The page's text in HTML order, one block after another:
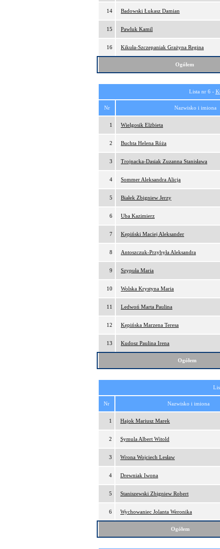
14 Badowski Łukasz Damian
15 Pawluk Kamil
16 Kikuła-Szczepaniak Grażyna Regina
Ogółem
Lista nr 6 -
Nr Nazwisko i imiona
1 Wielgosik Elżbieta
2 Buchta Helena Róża
3 Trojnacka-Dasiak Zuzanna Stanisława
4 Sommer Aleksandra Alicja
5 Białek Zbigniew Jerzy
6 Uba Kazimierz
7 Kępiński Maciej Aleksander
8 Antoszczuk-Przybyła Aleksandra
9 Szypuła Maria
10 Wolska Krystyna Maria
11 Ledwoń Marta Paulina
12 Kępińska Marzena Teresa
13 Kudosz Paulina Irena
Ogółem
Nr Nazwisko i imiona
1 Hajok Mariusz Marek
2 Symula Albert Witold
3 Wrona Wojciech Lesław
4 Drewniak Iwona
5 Staniszewski Zbigniew Robert
6 Wychowaniec Jolanta Weronika
Ogółem